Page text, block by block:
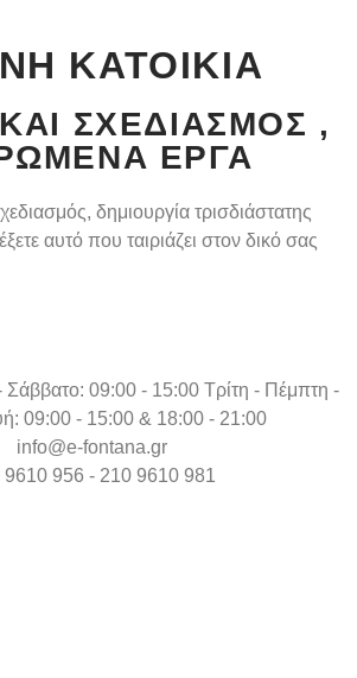
ΚΑΤΟΙΚΊΑ
ΣΧΕΔΙΑΣΜΌΣ ,
ΈΡΓΑ
δημιουργία τρισδιάστατης
αυτό που ταιριάζει στον δικό σας
Σάββατο: 09:00 - 15:00 Τρίτη - Πέμπτη -
09:00 - 15:00 & 18:00 - 21:00
info@e-fontana.gr
9610 956 - 210 9610 981